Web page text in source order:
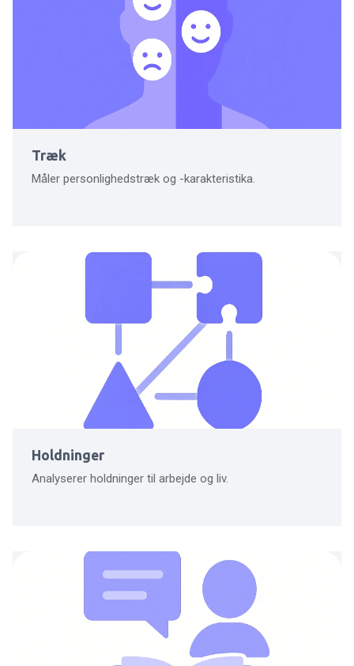
Træk
Måler personlighedstræk og -karakteristika.
Holdninger
Analyserer holdninger til arbejde og liv.